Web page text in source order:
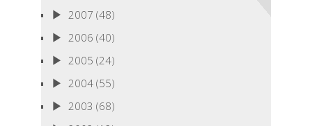
2007 (48)
2006 (40)
2005 (24)
2004 (55)
2003 (68)